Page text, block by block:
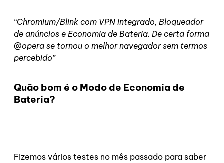
“Chromium/Blink com VPN integrado, Bloqueador
de anúncios e Economia de Bateria. De certa forma
@opera se tornou o melhor navegador sem termos
percebido”
Quão bom é o Modo de Economia de
Bateria?
Fizemos vários testes no mês passado para saber